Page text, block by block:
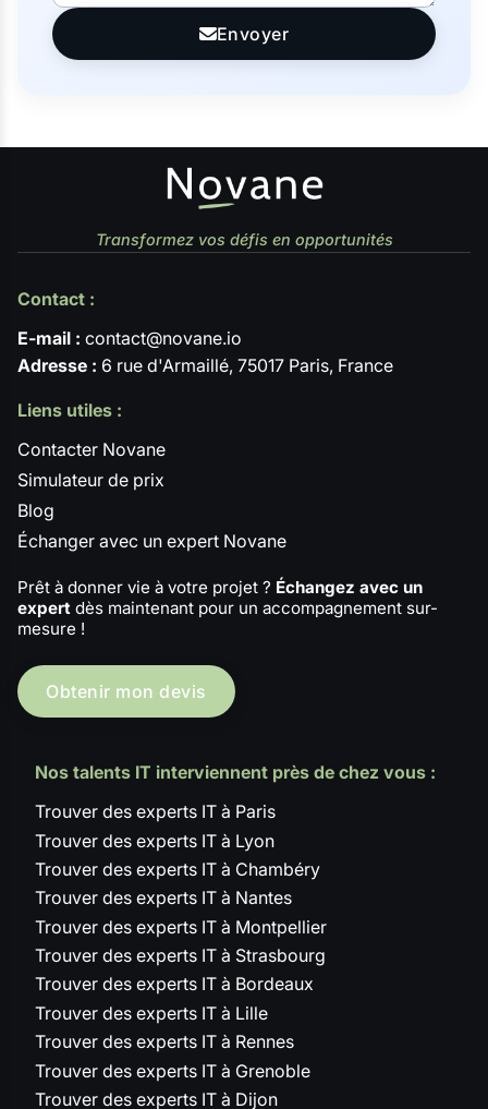
Envoyer
Transformez vos défis en opportunités
Contact :
E-mail : contact@novane.io
Adresse : 6 rue d'Armaillé, 75017 Paris, France
Liens utiles :
Contacter Novane
Simulateur de prix
Blog
Échanger avec un expert Novane
Prêt à donner vie à votre projet ? Échangez avec un
expert dès maintenant pour un accompagnement sur-
mesure !
Obtenir mon devis
Nos talents IT interviennent près de chez vous :
Trouver des experts IT à Paris
Trouver des experts IT à Lyon
Trouver des experts IT à Chambéry
Trouver des experts IT à Nantes
Trouver des experts IT à Montpellier
Trouver des experts IT à Strasbourg
Trouver des experts IT à Bordeaux
Trouver des experts IT à Lille
Trouver des experts IT à Rennes
Trouver des experts IT à Grenoble
Trouver des experts IT à Dijon